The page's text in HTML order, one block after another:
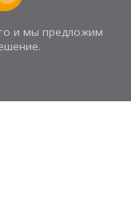
и мы предложим